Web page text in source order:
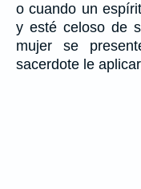
o cuando un
y esté celoso de
mujer se
sacerdote le